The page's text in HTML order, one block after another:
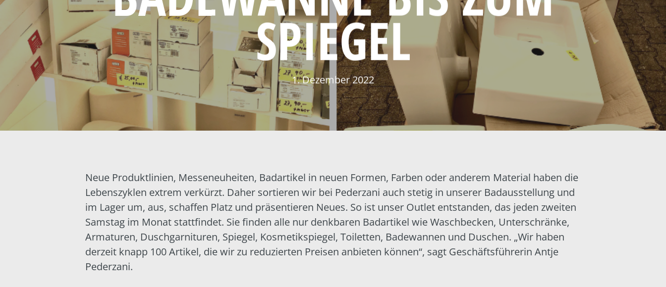
SPIEGEL
1. Dezember 2022
Neue Produktlinien, Messeneuheiten, Badartikel in neuen Formen, Farben oder anderem Material haben die
Lebenszyklen extrem verkürzt. Daher sortieren wir bei Pederzani auch stetig in unserer Badausstellung und
im Lager um, aus, schaffen Platz und präsentieren Neues. So ist unser Outlet entstanden, das jeden zweiten
Samstag im Monat stattfindet. Sie finden alle nur denkbaren Badartikel wie Waschbecken, Unterschränke,
Armaturen, Duschgarnituren, Spiegel, Kosmetikspiegel, Toiletten, Badewannen und Duschen. „Wir haben
derzeit knapp 100 Artikel, die wir zu reduzierten Preisen anbieten können“, sagt Geschäftsführerin Antje
Pederzani.